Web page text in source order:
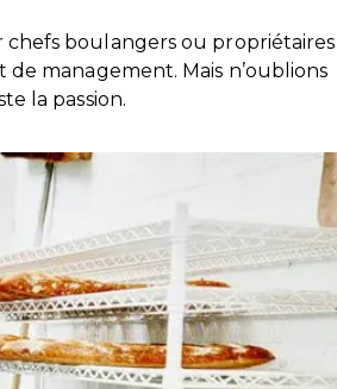
boulangers ou propriétaires
management. Mais n’oublions
la passion.